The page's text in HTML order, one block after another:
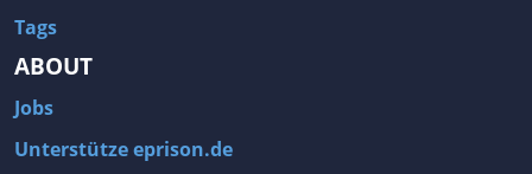
Tags
ABOUT
Jobs
Unterstütze eprison.de